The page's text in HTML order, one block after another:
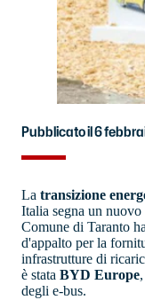
Pubblicato il 6
La transizione
Italia segna un
Comune di Taranto
d'appalto per la
infrastrutture di
è stata BYD Europe
degli e-bus.